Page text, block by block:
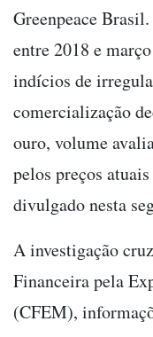
Greenpeace
entre 2018 e
indícios de
comercialização
ouro, volume
pelos preços
divulgado nesta
A investigação
Financeira pela
(CFEM),